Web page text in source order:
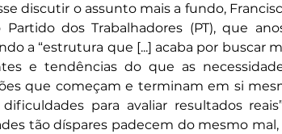
discutir o assunto mais a fundo,
Partido dos Trabalhadores (PT), que
a “estrutura que [...] acaba por buscar
e tendências do que as
que começam e terminam em si
para avaliar resultados
tão díspares padecem do mesmo